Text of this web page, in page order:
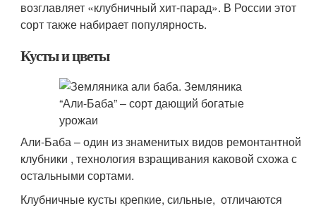
возглавляет «клубничный хит-парад». В России этот
сорт также набирает популярность.
Кусты и цветы
Али-Баба – один из знаменитых видов ремонтантной
клубники , технология взращивания каковой схожа с
остальными сортами.
Клубничные кусты крепкие, сильные, отличаются